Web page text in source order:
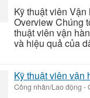
Kỹ thuật viên
Overview Chúng
thuật viên vận
và hiệu quả của
Kỹ thuật viên vận
Công nhân/Lao động -